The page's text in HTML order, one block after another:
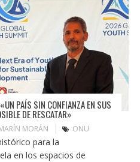
PAÍS SIN CONFIANZA EN SUS
DE RESCATAR»
MORÁN ONU
para la
en los espacios de